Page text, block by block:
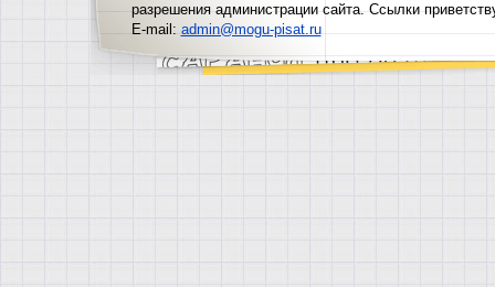
разрешения администрации сайта. Ссылки
E-mail:admin@mogu-pisat.ru